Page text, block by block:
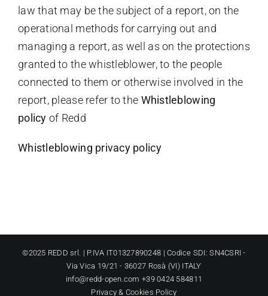
law that may be the subject of a report, on the
operational methods for carrying out and
managing a report, as well as on the protections
granted to the whistleblower, to the people
connected to them or otherwise involved in the
report, please refer to the Whistleblowing
policy of Redd
Whistleblowing privacy policy
©2025 REDD srl. | P.IVA IT01327890248 | Codice SDI: SN4CSRI -
Via Vica 19/21 - 36027 Rosà (VI) ITALY
info@redd-open.com +39 0424 584811
Privacy & Cookies Policy